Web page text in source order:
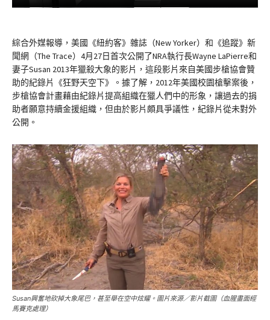
綜合外媒報導，美國《紐約客》雜誌（New Yorker）和《追蹤》新
聞網（The Trace）4月27日首次公開了NRA執行長Wayne LaPierre和
妻子Susan 2013年獵殺大象的影片，這段影片來自美國步槍協會贊
助的紀錄片《狂野天空下》。據了解，2012年美國校園槍擊案後，
步槍協會計畫藉由紀錄片提高組織在獵人們中的形象，讓過去的捐
助者願意持續金援組織，但由於影片頗具爭議性，紀錄片從未對外
公開。
Susan興奮地砍掉大象尾巴，甚至舉在空中炫耀。圖片來源／影片截圖（血腥畫面經
馬賽克處理）